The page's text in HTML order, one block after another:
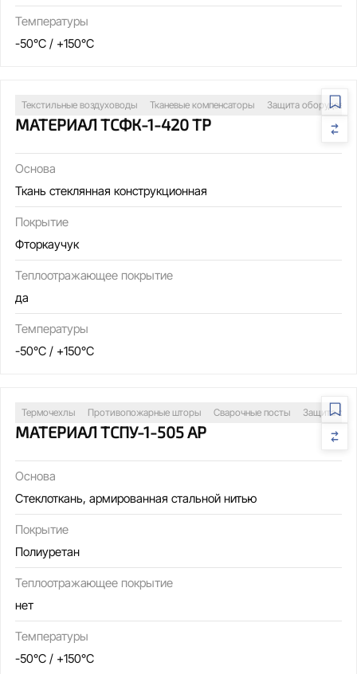
Температуры
-50°C / +150°C
Текстильные воздуховоды Тканевые компенсаторы Защита
МАТЕРИАЛ ТСФК-1-420 ТР
Основа
Ткань стеклянная конструкционная
Покрытие
Фторкаучук
Теплоотражающее покрытие
да
Температуры
-50°C / +150°C
Термочехлы Противопожарные шторы Сварочные посты Защита
МАТЕРИАЛ ТСПУ-1-505 АР
Основа
Стеклоткань, армированная стальной нитью
Покрытие
Полиуретан
Теплоотражающее покрытие
нет
Температуры
-50°C / +150°C